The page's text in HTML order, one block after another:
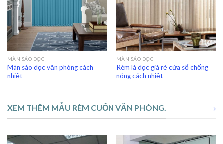
MÀN SÁO DỌC
Màn sáo dọc văn phòng cách
nhiệt
MÀN SÁO DỌC
Rèm lá dọc giá rẻ cửa sổ chống
nóng cách nhiệt
XEM THÊM MẪU RÈM CUỐN VĂN PHÒNG.